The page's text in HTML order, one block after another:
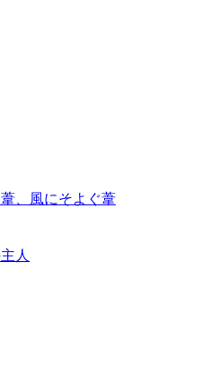
、風にそよぐ葦
人